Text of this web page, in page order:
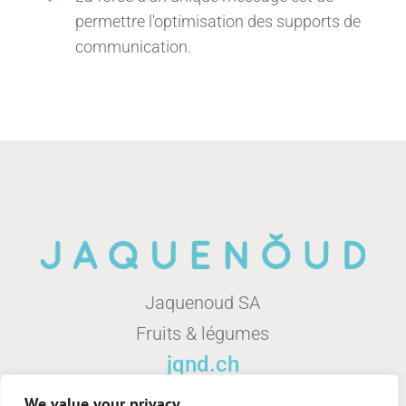
permettre l'optimisation des supports de
communication.
Jaquenoud SA
Fruits & légumes
jqnd.ch